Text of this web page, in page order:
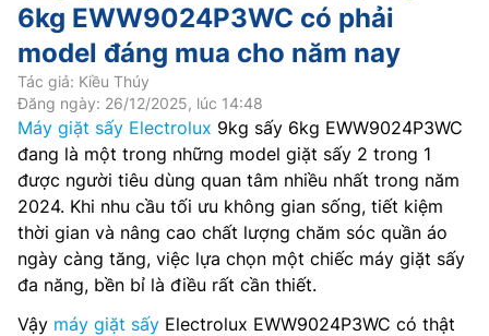
6kg EWW9024P3WC có phải
model đáng mua cho năm nay
Tác giả: Kiều Thúy
Đăng ngày: 26/12/2025, lúc 14:48
Máy giặt sấy Electrolux 9kg sấy 6kg EWW9024P3WC
đang là một trong những model giặt sấy 2 trong 1
được người tiêu dùng quan tâm nhiều nhất trong năm
2024. Khi nhu cầu tối ưu không gian sống, tiết kiệm
thời gian và nâng cao chất lượng chăm sóc quần áo
ngày càng tăng, việc lựa chọn một chiếc máy giặt sấy
đa năng, bền bỉ là điều rất cần thiết.
Vậy máy giặt sấy Electrolux EWW9024P3WC có thật